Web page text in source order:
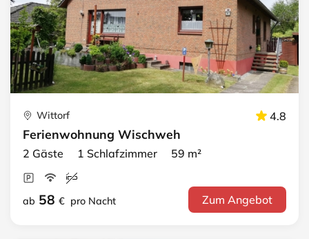
Wittorf 4.8
Ferienwohnung Wischweh
2 Gäste 1 Schlafzimmer 59 m²
ab 58 € pro Nacht Zum Angebot